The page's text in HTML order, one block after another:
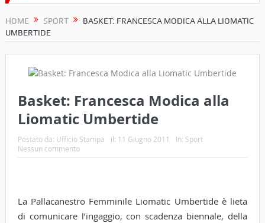
HOME SPORT
BASKET: FRANCESCA MODICA ALLA LIOMATIC
UMBERTIDE
Basket: Francesca Modica alla
Liomatic Umbertide
Postato da: Ufficio Stampa il: 11 Giugno 2011 In: Sport
Nessun commento
La Pallacanestro Femminile Liomatic Umbertide è lieta
di comunicare l’ingaggio, con scadenza biennale, della